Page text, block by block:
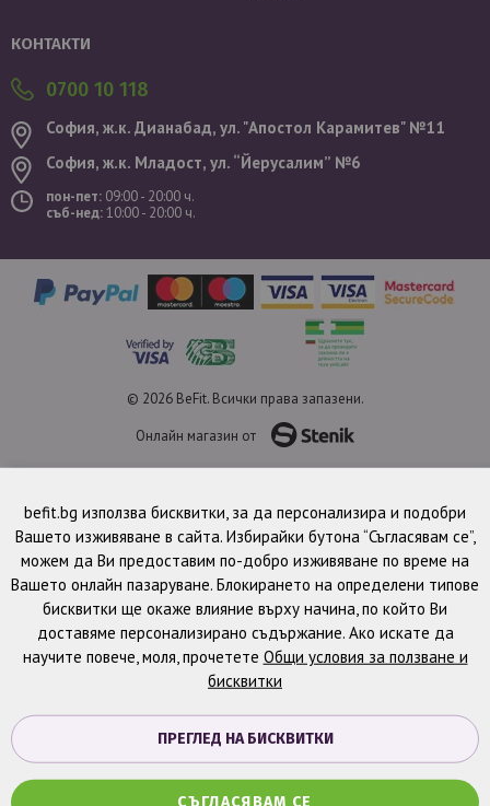
КОНТАКТИ
0700 10 118
София, ж.к. Дианабад, ул. "Aпостол Карамитев" №11
София, ж.к. Младост, ул. “Йерусалим” №6
пон-пет: 09:00 - 20:00 ч.
съб-нед:10:00 - 20:00 ч.
© 2026 BeFit. Всички права запазени.
Онлайн магазин от
befit.bg използва бисквитки, за да персонализира и подобри
Вашето изживяване в сайта. Избирайки бутона “Съгласявам се”,
можем да Ви предоставим по-добро изживяване по време на
Вашето онлайн пазаруване. Блокирането на определени типове
бисквитки ще окаже влияние върху начина, по който Ви
доставяме персонализирано съдържание. Ако искате да
научите повече, моля, прочетете Общи условия за ползване и
бисквитки
СЪГЛАСЯВАМ СЕ
ПРЕГЛЕД НА БИСКВИТКИ